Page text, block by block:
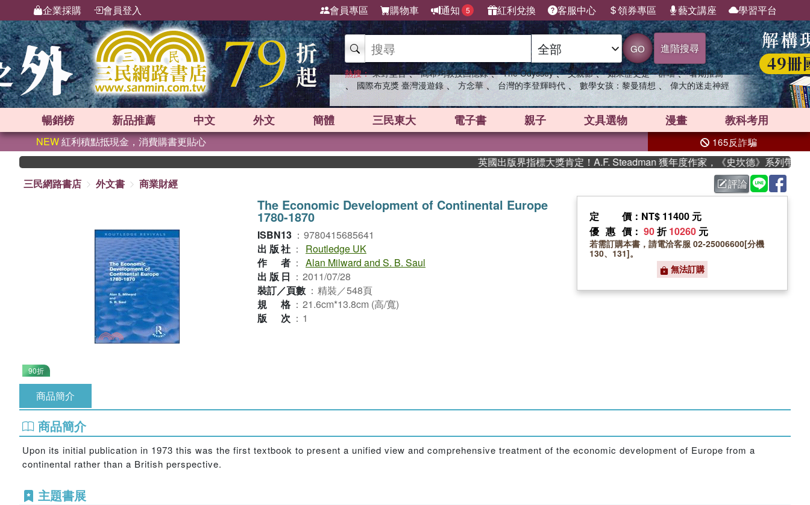
企業採購 會員登入 會員專區 購物車 通知 5 紅利兌換 客服中心 領券專區 藝文講座 學習平台
GO 進階搜尋
熱搜： 東野圭吾 、 高希均教授回憶錄 、 The Odyssey 、 父親節 、 如果歷史是一群喵 、 暑期推薦
、 國際布克獎 臺灣漫遊錄 、 方念華 、 台灣的李登輝時代 、 數學女孩：黎曼猜想 、 偉大的迷走神經
暢銷榜 新品推薦 中文 外文 簡體 三民東大 電子書 親子 文具選物 漫畫 教科考用
NEW紅利積點抵現金，消費購書更貼心 165反詐騙
英國出版界指標大獎肯定！A.F. Steadman 獲年度作家，《史坎德》系列帶你踏上
三民網路書店
外文書 商業財經 評論
90折
The Economic Development of Continental Europe
1780-1870
ISBN13 ： 9780415685641
出版社 ：
Routledge UK
作者 ： Alan Milward and S. B. Saul
出版日 ： 2011/07/28
裝訂／頁數 ： 精裝／548頁
規格 ： 21.6cm*13.8cm (高/寬)
版次 ： 1
定價 ：NT$ 11400 元
優惠價 ： 90折10260 元
若需訂購本書，請電洽客服 02-25006600[分機
130、131]。
無法訂購
商品簡介
商品簡介
Upon its initial publication in 1973 this was the first textbook to present a unified view and comprehensive treatment of the economic development of Europe from a
continental rather than a British perspective.
主題書展